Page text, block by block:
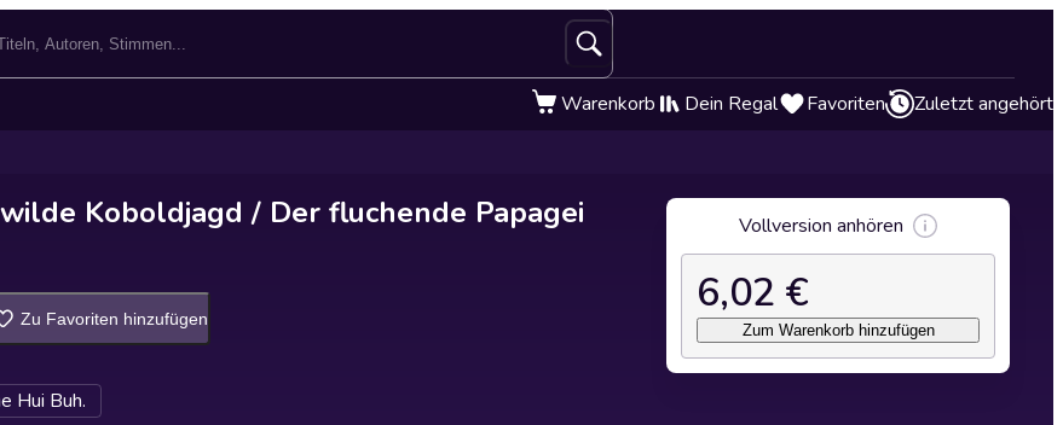
Warenkorb Dein Regal Favoriten Zuletzt angehört
Koboldjagd / Der fluchende Papagei
Zu Favoriten hinzufügen
Hui Buh.
Vollversion anhören
6,02 €
Zum Warenkorb hinzufügen